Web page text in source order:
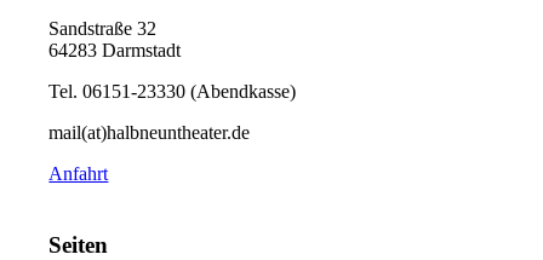
Sandstraße 32
64283 Darmstadt
Tel. 06151-23330 (Abendkasse)
mail(at)halbneuntheater.de
Anfahrt
Seiten